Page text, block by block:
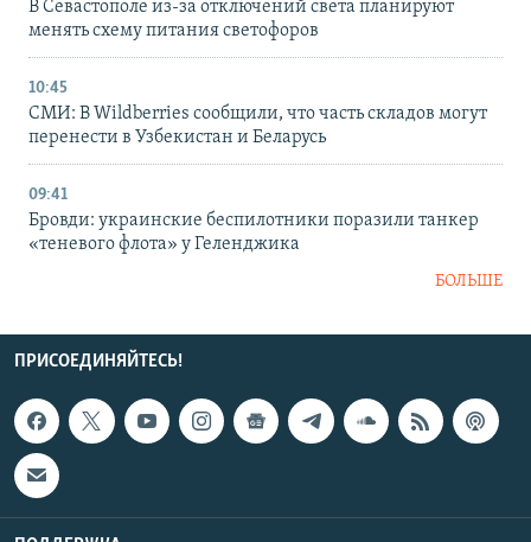
В Севастополе из-за отключений света планируют
менять схему питания светофоров
10:45
СМИ: В Wildberries сообщили, что часть складов могут
перенести в Узбекистан и Беларусь
09:41
Бровди: украинские беспилотники поразили танкер
«теневого флота» у Геленджика
БОЛЬШЕ
ПРИСОЕДИНЯЙТЕСЬ!